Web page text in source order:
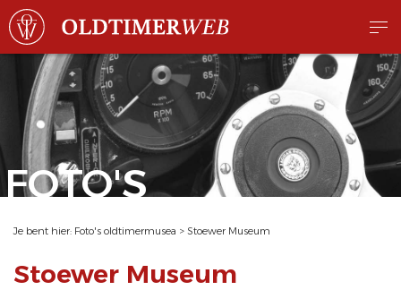
FOTO'S
Je bent hier: Foto's oldtimermusea > Stoewer Museum
Stoewer Museum